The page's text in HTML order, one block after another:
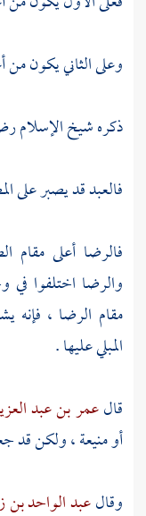
وعلى الثاني يكون من
ذكره شيخ الإسلام
فالعبد قد يصبر على
فالرضا أعلى مقام
والرضا اختلفوا
مقام الرضا ، فإنه
المبلي عليها .
قالعمر بن عبد
أو منيعة ، ولكن قد
وقالعبد الواحد بن